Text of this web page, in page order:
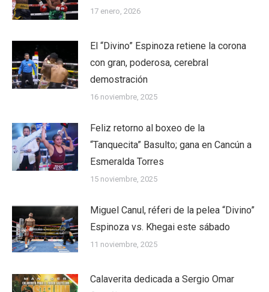
17 enero, 2026
El “Divino” Espinoza retiene la corona
con gran, poderosa, cerebral
demostración
16 noviembre, 2025
Feliz retorno al boxeo de la
“Tanquecita” Basulto; gana en Cancún a
Esmeralda Torres
15 noviembre, 2025
Miguel Canul, réferi de la pelea “Divino”
Espinoza vs. Khegai este sábado
11 noviembre, 2025
Calaverita dedicada a Sergio Omar